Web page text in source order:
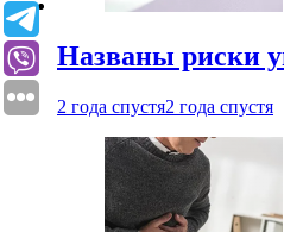
Названы риски
2 года спустя2 года спустя